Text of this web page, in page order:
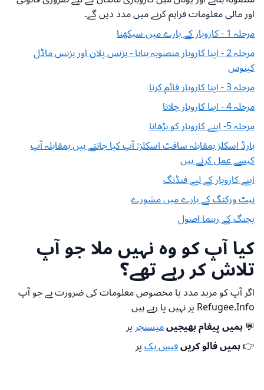
اور مالی معلومات فراہم کرنے میں مدد دیں گے۔
مرحلہ 1 - کاروبار کے بارے میں سیکھنا
مرحلہ 2 - اپنا کاروبار منصوبہ بنانا - بزنس پلان اور بزنس ماڈل
کینوس
مرحلہ 3 - اپنا کاروبار قائم کرنا
مرحلہ 4 - اپنا کاروبار چلانا
مرحلہ 5- اپنے کاروبار کو بڑھانا
ہارڈ اسکلز بمقابلہ سافٹ اسکلز: آپ کیا جانتے ہیں بمقابلہ آپ
کیسے عمل کرتے ہیں
اپنے کاروبار کے لیے فنڈنگ
نیٹ ورکنگ کے بارے میں مشورے
پچنگ کے رہنما اصول
کیا آپ کو وہ نہیں ملا جو آپ
تلاش کر رہے تھے؟
اگر آپ کو مزید مدد یا مخصوص معلومات کی ضرورت ہے جو آپ
Refugee.Info پر نہیں پا رہے ہیں
💬ہمیں پیغام بھیجیںمیسنجرپر
👉ہمیں فالو کریںفیس بکپر